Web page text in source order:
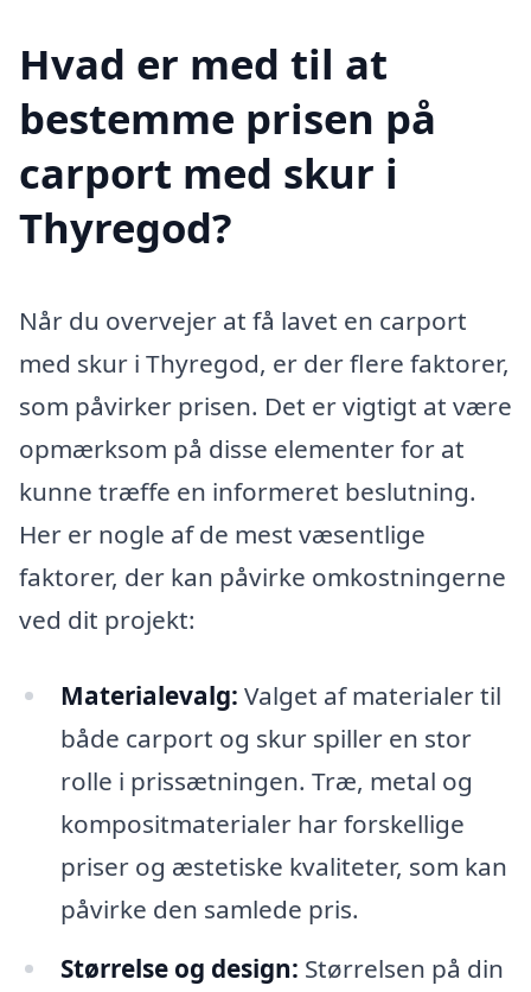
Hvad er med til at
bestemme prisen på
carport med skur i
Thyregod?
Når du overvejer at få lavet en carport
med skur i Thyregod, er der flere faktorer,
som påvirker prisen. Det er vigtigt at være
opmærksom på disse elementer for at
kunne træffe en informeret beslutning.
Her er nogle af de mest væsentlige
faktorer, der kan påvirke omkostningerne
ved dit projekt:
Materialevalg: Valget af materialer til
både carport og skur spiller en stor
rolle i prissætningen. Træ, metal og
kompositmaterialer har forskellige
priser og æstetiske kvaliteter, som kan
påvirke den samlede pris.
Størrelse og design: Størrelsen på din